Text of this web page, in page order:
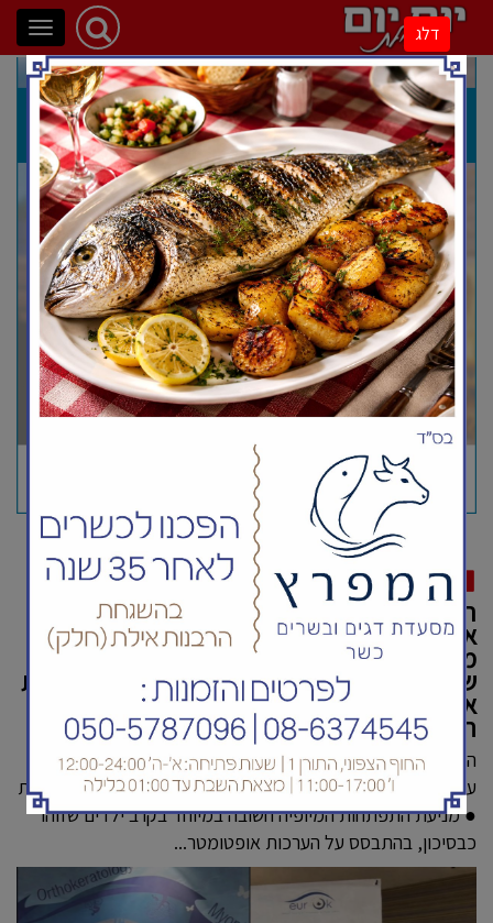
דלג
פתיחת
ניווט
קניות שירותים ונדל"ן באילת
ריטה אליאנוב - אופטומטריסטית קלינית עוצרת
את התפתחות קוצר ראייה אצל ילדים, וגם
מונעת את התפתחות קוצר ראייה עוד לפני
שיתחיל להתפתח, כאשר היא משתמשת בשיטות
אבחון וטיפול המתקדמות ביותר בתחום
האופטומטריה
העלייה בשכיחות המיופיה ברחבי העולם, ובמיוחד בקרב ילדים,
עוררה מחקר נרחב בתחום הזיהוי המוקדם ואסטרטגיות ההתערבות
● מניעת התפתחות המיופיה חשובה במיוחד בקרב ילדים שזוהו
כבסיכון, בהתבסס על הערכות אופטומטר...